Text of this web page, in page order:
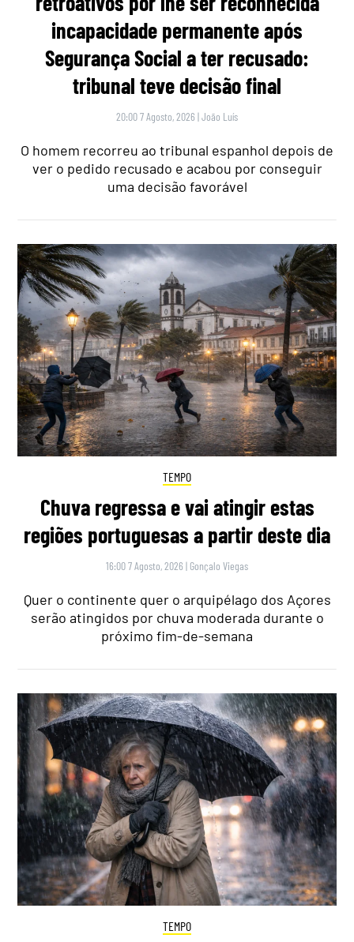
incapacidade permanente após
Segurança Social a ter recusado:
tribunal teve decisão final
20:00 7 Agosto, 2026 |João Luís
O homem recorreu ao tribunal espanhol depois de
ver o pedido recusado e acabou por conseguir
uma decisão favorável
TEMPO
Chuva regressa e vai atingir estas
regiões portuguesas a partir deste dia
16:00 7 Agosto, 2026 | Gonçalo Viegas
Quer o continente quer o arquipélago dos Açores
serão atingidos por chuva moderada durante o
próximo fim-de-semana
TEMPO